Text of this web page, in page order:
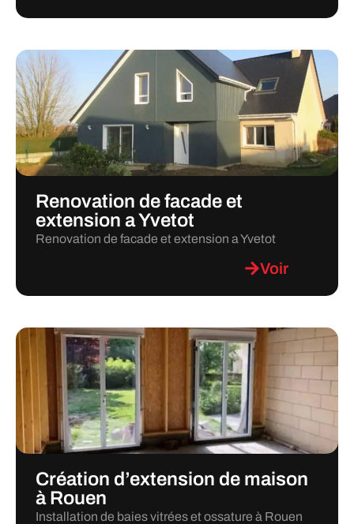
Renovation de facade et
extension a Yvetot
Renovation de facade et extension a Yvetot
Voir
Création d’extension de maison
à Rouen
Installation de baies vitrées et ossature à Rouen